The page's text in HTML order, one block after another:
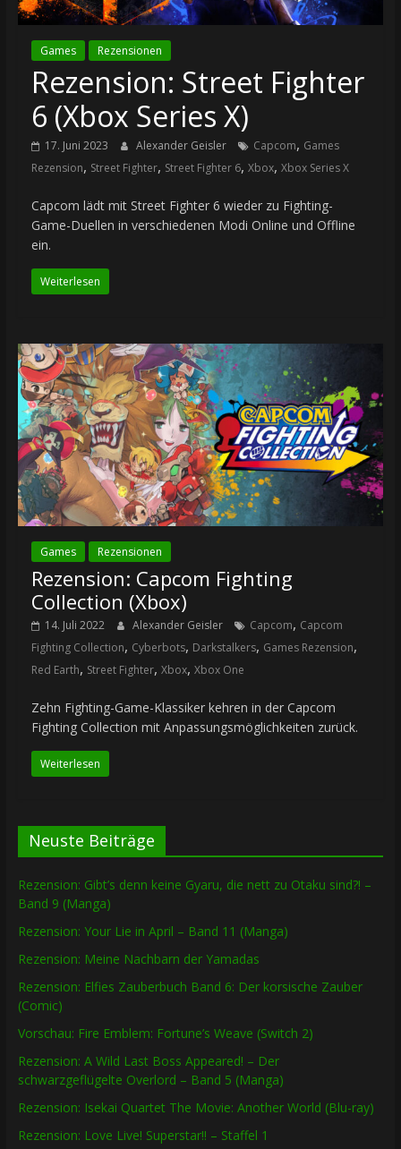
Games Rezensionen
Rezension: Street Fighter
6 (Xbox Series X)
17. Juni 2023 Alexander Geisler Capcom, Games
Rezension, Street Fighter, Street Fighter 6, Xbox, Xbox Series X
Capcom lädt mit Street Fighter 6 wieder zu Fighting-
Game-Duellen in verschiedenen Modi Online und Offline
ein.
Weiterlesen
Games Rezensionen
Rezension: Capcom Fighting
Collection (Xbox)
14. Juli 2022 Alexander Geisler Capcom, Capcom
Fighting Collection, Cyberbots, Darkstalkers, Games Rezension,
Red Earth, Street Fighter, Xbox, Xbox One
Zehn Fighting-Game-Klassiker kehren in der Capcom
Fighting Collection mit Anpassungsmöglichkeiten zurück.
Weiterlesen
Neuste Beiträge
Rezension: Gibt’s denn keine Gyaru, die nett zu Otaku sind?! –
Band 9 (Manga)
Rezension: Your Lie in April – Band 11 (Manga)
Rezension: Meine Nachbarn der Yamadas
Rezension: Elfies Zauberbuch Band 6: Der korsische Zauber
(Comic)
Vorschau: Fire Emblem: Fortune’s Weave (Switch 2)
Rezension: A Wild Last Boss Appeared! – Der
schwarzgeflügelte Overlord – Band 5 (Manga)
Rezension: Isekai Quartet The Movie: Another World (Blu-ray)
Rezension: Love Live! Superstar!! – Staffel 1